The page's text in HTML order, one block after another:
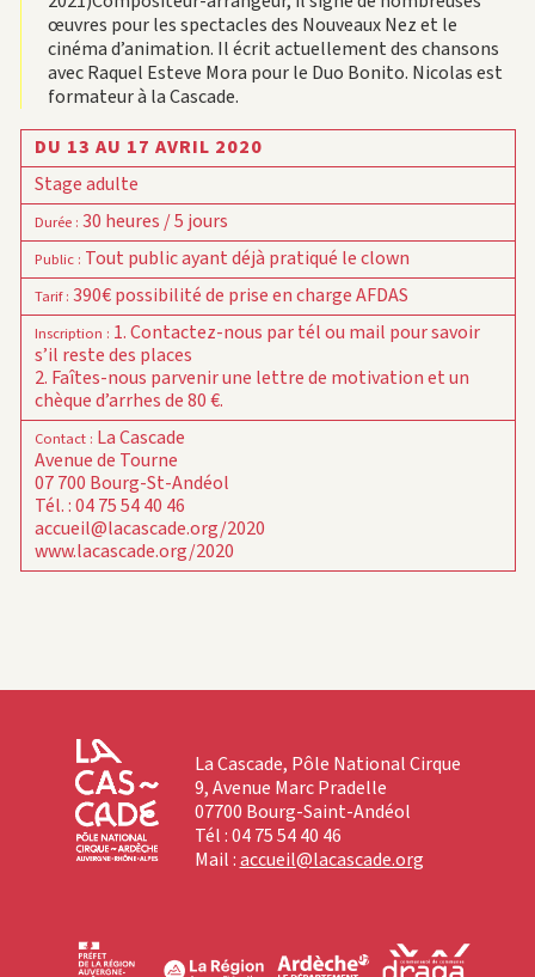
œuvres pour les spectacles des Nouveaux Nez et le
cinéma d’animation. Il écrit actuellement des chansons
avec Raquel Esteve Mora pour le Duo Bonito. Nicolas est
formateur à la Cascade.
DU 13 AU 17 AVRIL 2020
Stage adulte
Durée: 30 heures / 5 jours
Public: Tout public ayant déjà pratiqué le clown
Tarif: 390€ possibilité de prise en charge AFDAS
Inscription : 1. Contactez-nous par tél ou mail pour savoir
s’il reste des places
2. Faîtes-nous parvenir une lettre de motivation et un
chèque d’arrhes de 80 €.
Contact: La Cascade
Avenue de Tourne
07 700 Bourg-St-Andéol
Tél. : 04 75 54 40 46
accueil@lacascade.org/2020
www.lacascade.org/2020
La Cascade, Pôle National Cirque
9, Avenue Marc Pradelle
07700 Bourg-Saint-Andéol
Tél : 04 75 54 40 46
Mail :accueil@lacascade.org